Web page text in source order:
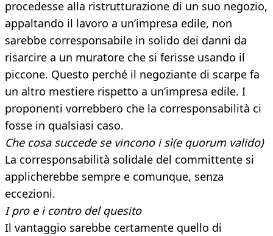
procedesse alla ristrutturazione di un suo negozio,
appaltando il lavoro a un’impresa edile, non
sarebbe corresponsabile in solido dei danni da
risarcire a un muratore che si ferisse usando il
piccone. Questo perché il negoziante di scarpe fa
un altro mestiere rispetto a un’impresa edile. I
proponenti vorrebbero che la corresponsabilità ci
fosse in qualsiasi caso.
Che cosa succede se vincono i sì(e quorum valido)
La corresponsabilità solidale del committente si
applicherebbe sempre e comunque, senza
eccezioni.
I pro e i contro del quesito
Il vantaggio sarebbe certamente quello di